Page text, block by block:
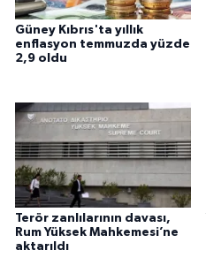
Güney Kıbrıs'ta yıllık
enflasyon temmuzda yüzde
2,9 oldu
Terör zanlılarının davası,
Rum Yüksek Mahkemesi’ne
aktarıldı